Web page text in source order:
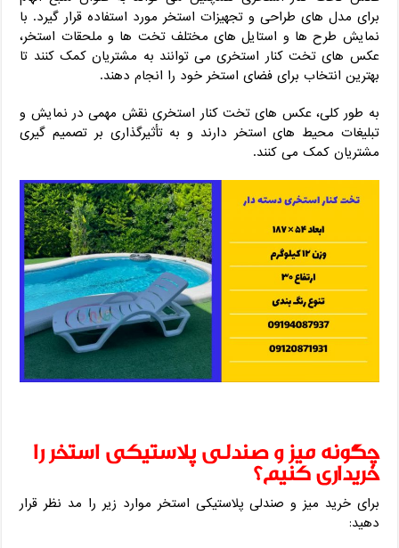
برای مدل‌ های طراحی و تجهیزات استخر مورد استفاده قرار گیرد. با
نمایش طرح‌ ها و استایل‌ های مختلف تخت‌ ها و ملحقات استخر،
عکس‌ های تخت کنار استخری می‌ توانند به مشتریان کمک کنند تا
بهترین انتخاب برای فضای استخر خود را انجام دهند.
به طور کلی، عکس‌ های تخت کنار استخری نقش مهمی در نمایش و
تبلیغات محیط‌ های استخر دارند و به تأثیرگذاری بر تصمیم‌ گیری
مشتریان کمک می‌ کنند.
چگونه میز و صندلی پلاستیکی استخر را
خریداری کنیم؟
برای خرید میز و صندلی پلاستیکی استخر موارد زیر را مد نظر قرار
دهید: